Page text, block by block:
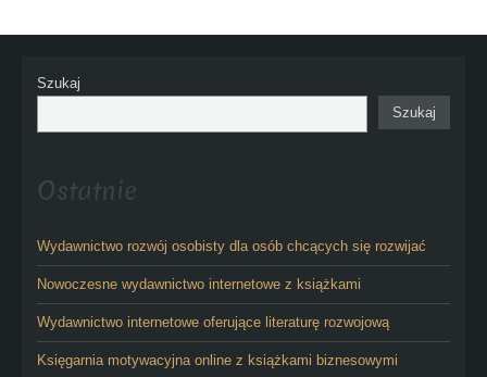
Szukaj
Szukaj
Ostatnie
Wydawnictwo rozwój osobisty dla osób chcących się rozwijać
Nowoczesne wydawnictwo internetowe z książkami
Wydawnictwo internetowe oferujące literaturę rozwojową
Księgarnia motywacyjna online z książkami biznesowymi